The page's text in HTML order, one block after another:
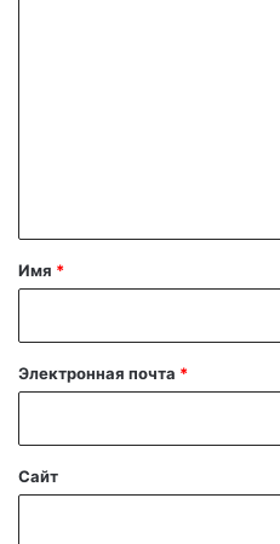
а
й
Имя *
Электронная почта *
Сайт